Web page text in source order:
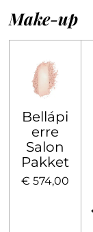
Make-up
Bellápi
erre
Salon
Pakket
€ 574,00